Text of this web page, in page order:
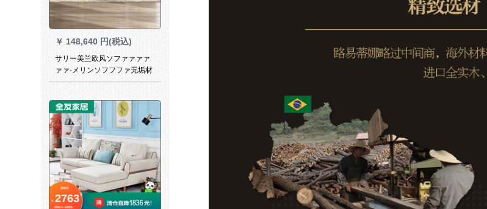
￥ 148,640 円(税込)
サリー美兰欧风ソファァァァ
ァァ·メリンソフフファ无垢材
ソファ雕刻本皮ソファ大中小
ァ1人挂け位置+1人挂け位置
+3人挂け位置